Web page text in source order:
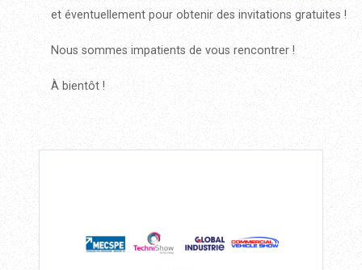
et éventuellement pour obtenir des invitations gratuites !
Nous sommes impatients de vous rencontrer !
À bientôt !